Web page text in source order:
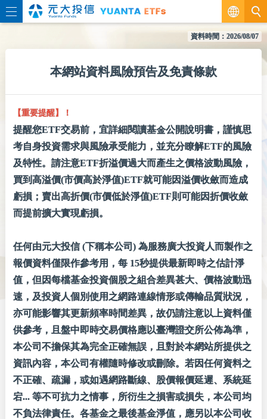
繁
資料時間：2026/08/07
本網站資料風險預告及免責條款
【重要提醒】！
提醒您ETF交易前，宜詳細閱讀基金公開說明書，謹慎思
考自身投資需求與風險承受能力，並充分瞭解ETF的風險
及特性。請注意ETF折溢價過大而產生之價格波動風險，
買到高溢價(市價高於淨值)ETF就可能因溢價收斂而造成
虧損；賣出高折價(市價低於淨值)ETF則可能因折價收斂
而提前擴大實現虧損。
任何由元大投信 (下稱本公司) 為服務廣大投資人而製作之
報價資料僅限作參考用，每 15秒提供最新即時之估計淨
值，但因每檔基金投資個股之組合差異甚大、價格波動迅
速，及投資人個別使用之網路連線情形或傳輸品質狀況，
亦可能影響其更新頻率時間差異，故仍請注意以上資料僅
供參考，且盤中即時交易價格應以臺灣證交所公佈為準，
本公司不擔保其為完全正確無誤，且對於本網站所提供之
資訊內容，本公司有權隨時修改或刪除。若因任何資料之
不正確、疏漏，或如遇網路斷線、股價報價延遲、系統延
宕... 等不可抗力之情事，所衍生之損害或損失，本公司均
不負法律責任。各基金之最後基金淨值，應另以本公司收